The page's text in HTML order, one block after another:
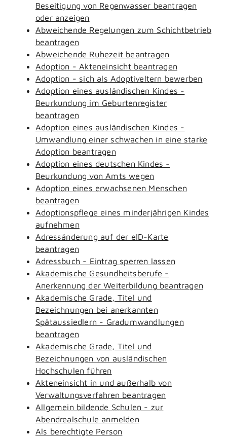
Beseitigung von Regenwasser beantragen
oder anzeigen
Abweichende Regelungen zum Schichtbetrieb
beantragen
Abweichende Ruhezeit beantragen
Adoption - Akteneinsicht beantragen
Adoption - sich als Adoptiveltern bewerben
Adoption eines ausländischen Kindes -
Beurkundung im Geburtenregister
beantragen
Adoption eines ausländischen Kindes -
Umwandlung einer schwachen in eine starke
Adoption beantragen
Adoption eines deutschen Kindes -
Beurkundung von Amts wegen
Adoption eines erwachsenen Menschen
beantragen
Adoptionspflege eines minderjährigen Kindes
aufnehmen
Adressänderung auf der eID-Karte
beantragen
Adressbuch - Eintrag sperren lassen
Akademische Gesundheitsberufe -
Anerkennung der Weiterbildung beantragen
Akademische Grade, Titel und
Bezeichnungen bei anerkannten
Spätaussiedlern - Gradumwandlungen
beantragen
Akademische Grade, Titel und
Bezeichnungen von ausländischen
Hochschulen führen
Akteneinsicht in und außerhalb von
Verwaltungsverfahren beantragen
Allgemein bildende Schulen - zur
Abendrealschule anmelden
Als berechtigte Person